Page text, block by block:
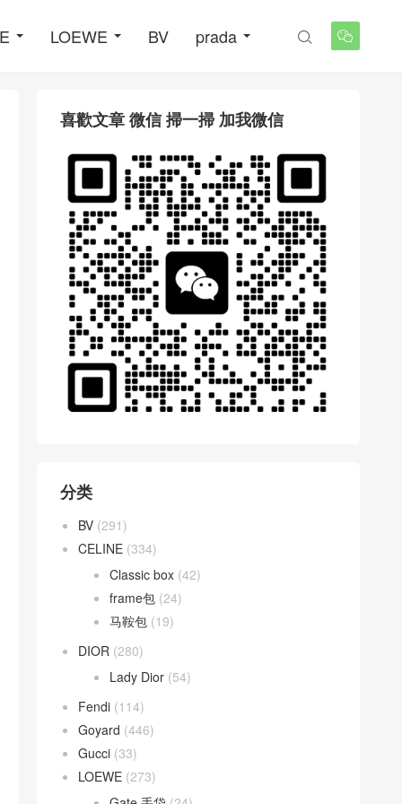
LOEWE BV prada 

喜歡文章 微信 掃一掃 加我微信
分类
BV (291)
CELINE (334)
Classic box (42)
frame包 (24)
马鞍包 (19)
DIOR (280)
Lady Dior (54)
Fendi (114)
Goyard (446)
Gucci (33)
LOEWE (273)